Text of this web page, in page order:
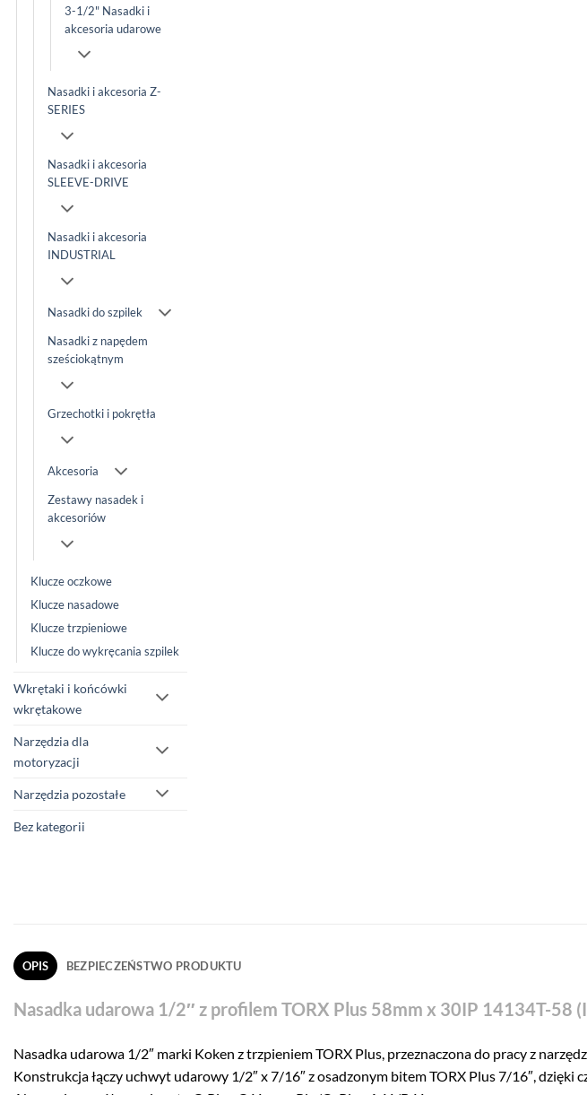
3-1/2" Nasadki i
akcesoria udarowe
Nasadki i akcesoria Z-
SERIES
Nasadki i akcesoria
SLEEVE-DRIVE
Nasadki i akcesoria
INDUSTRIAL
Nasadki do szpilek
Nasadki z napędem
sześciokątnym
Grzechotki i pokrętła
Akcesoria
Zestawy nasadek i
akcesoriów
Klucze oczkowe
Klucze nasadowe
Klucze trzpieniowe
Klucze do wykręcania szpilek
Wkrętaki i końcówki
wkrętakowe
Narzędzia dla
motoryzacji
Narzędzia pozostałe
Bez kategorii
OPIS BEZPIECZEŃSTWO PRODUKTU
Nasadka udarowa 1/2″ z profilem TORX Plus 58mm x 30IP 14134T-58
Nasadka udarowa 1/2″ marki Koken z trzpieniem TORX Plus, przeznaczona do pracy z
Konstrukcja łączy uchwyt udarowy 1/2″ x 7/16″ z osadzonym bitem TORX Plus 7/16″,